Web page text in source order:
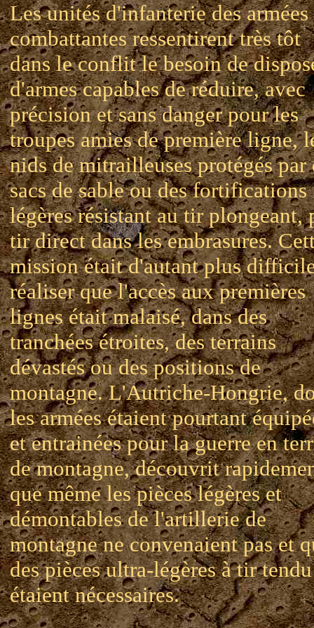
Les unités d'infanterie des armées
combattantes ressentirent très tôt
dans le conflit le besoin de
d'armes capables de réduire, avec
précision et sans danger pour les
troupes amies de première ligne,
nids de mitrailleuses protégés par
sacs de sable ou des fortifications
légères résistant au tir plongeant,
tir direct dans les embrasures.
mission était d'autant plus
réaliser que l'accès aux premières
lignes était malaisé, dans des
tranchées étroites, des terrains
dévastés ou des positions de
montagne. L'Autriche-Hongrie,
les armées étaient pourtant
et entrainées pour la guerre en
de montagne, découvrit
que même les pièces légères et
démontables de l'artillerie de
montagne ne convenaient pas et
des pièces ultra-légères à tir tendu
étaient nécessaires.